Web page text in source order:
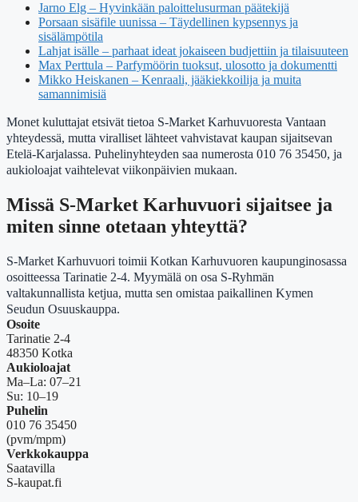
Jarno Elg – Hyvinkään paloittelusurman päätekijä
Porsaan sisäfile uunissa – Täydellinen kypsennys ja
sisälämpötila
Lahjat isälle – parhaat ideat jokaiseen budjettiin ja tilaisuuteen
Max Perttula – Parfymöörin tuoksut, ulosotto ja dokumentti
Mikko Heiskanen – Kenraali, jääkiekkoilija ja muita
samannimisiä
Monet kuluttajat etsivät tietoa S-Market Karhuvuoresta Vantaan
yhteydessä, mutta viralliset lähteet vahvistavat kaupan sijaitsevan
Etelä-Karjalassa. Puhelinyhteyden saa numerosta 010 76 35450, ja
aukioloajat vaihtelevat viikonpäivien mukaan.
Missä S-Market Karhuvuori sijaitsee ja
miten sinne otetaan yhteyttä?
S-Market Karhuvuori toimii Kotkan Karhuvuoren kaupunginosassa
osoitteessa Tarinatie 2-4. Myymälä on osa S-Ryhmän
valtakunnallista ketjua, mutta sen omistaa paikallinen Kymen
Seudun Osuuskauppa.
Osoite
Tarinatie 2-4
48350 Kotka
Aukioloajat
Ma–La: 07–21
Su: 10–19
Puhelin
010 76 35450
(pvm/mpm)
Verkkokauppa
Saatavilla
S-kaupat.fi